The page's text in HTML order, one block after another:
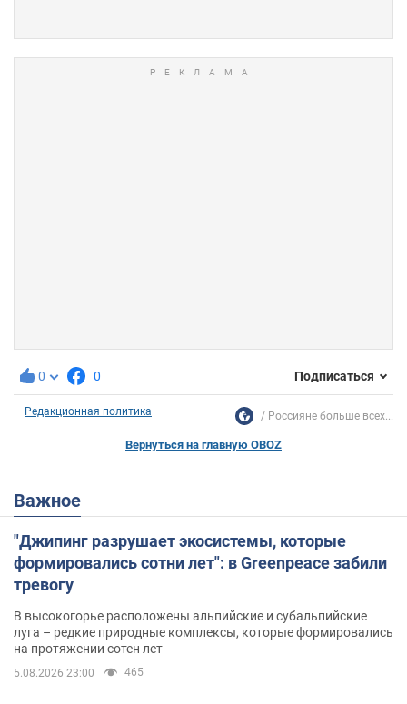
0 0 Подписаться
Редакционная политика Россияне больше всех...
Вернуться на главную OBOZ
Важное
"Джипинг разрушает экосистемы, которые
формировались сотни лет": в Greenpeace забили
тревогу
В высокогорье расположены альпийские и субальпийские
луга – редкие природные комплексы, которые формировались
на протяжении сотен лет
5.08.2026 23:00 465